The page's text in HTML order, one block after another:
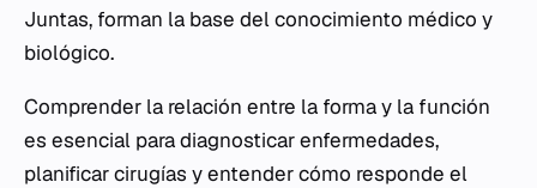
Juntas, forman la base del conocimiento médico y
biológico.
Comprender la relación entre la forma y la función
es esencial para diagnosticar enfermedades,
planificar cirugías y entender cómo responde el